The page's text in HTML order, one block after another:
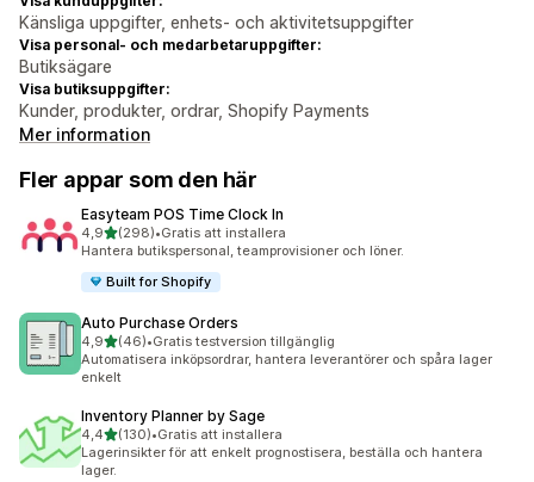
Känsliga uppgifter, enhets- och aktivitetsuppgifter
Visa personal- och medarbetaruppgifter:
Butiksägare
Visa butiksuppgifter:
Kunder, produkter, ordrar, Shopify Payments
Mer information
Fler appar som den här
Easyteam POS Time Clock In
4,9av 5 stjärnor
(298)
298 recensioner totalt
•Gratis att installera
Hantera butikspersonal, teamprovisioner och löner.
Built for Shopify
Auto Purchase Orders
4,9av 5 stjärnor
(46)
46 recensioner totalt
•Gratis testversion tillgänglig
Automatisera inköpsordrar, hantera leverantörer och spåra lager
enkelt
Inventory Planner by Sage
4,4av 5 stjärnor
(130)
130 recensioner totalt
•Gratis att installera
Lagerinsikter för att enkelt prognostisera, beställa och hantera
lager.